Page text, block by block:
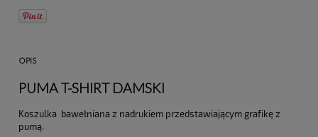
OPIS
PUMA T-SHIRT DAMSKI
Koszulka bawełniana z nadrukiem przedstawiającym grafikę z
pumą.